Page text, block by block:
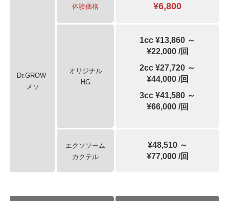
Dr.GROW
メソ
体験価格 ¥6,800
オリジナル
HG
1cc ¥13,860 ～
¥22,000 /回
2cc ¥27,720 ～
¥44,000 /回
3cc ¥41,580 ～
¥66,000 /回
エクソソーム
カクテル
¥48,510 ～
¥77,000 /回